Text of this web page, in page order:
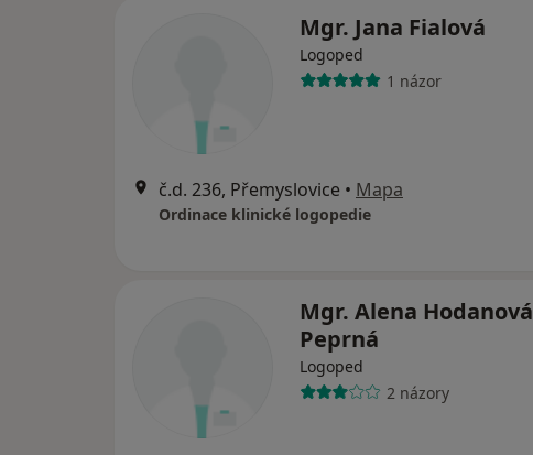
Mgr. Jana Fialová
Logoped
1 názor
č.d. 236, Přemyslovice • Mapa
Ordinace klinické logopedie
Mgr. Alena Hodanová
Peprná
Logoped
2 názory